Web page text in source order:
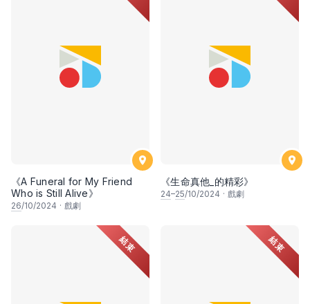
《A Funeral for My Friend
Who is Still Alive》
26/10/2024 · 戲劇
《生命真他_的精彩》
24–25/10/2024 · 戲劇
結束 結束